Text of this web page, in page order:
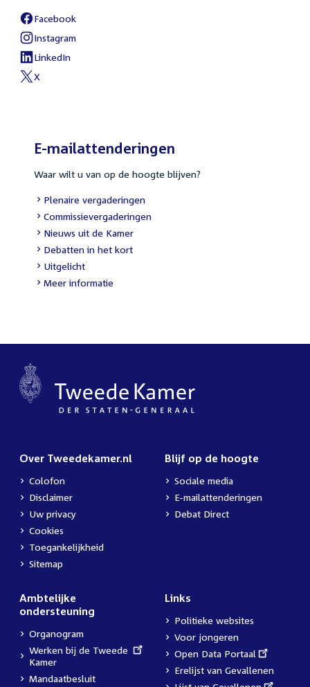
External
link:
Facebook
External
link:
Instagram
External
link:
LinkedIn
External
X
E-mailattenderingen
Waar wilt u van op de hoogte blijven?
External
link:
Plenaire vergaderingen
External
link:
Commissievergaderingen
External
link:
Nieuws uit de Kamer
External
link:
Debatten in het kort
External
link:
Uitgelicht
Meer informatie
Over Tweedekamer.nl
Colofon
Disclaimer
Uw privacy
Cookies
Toegankelijkheid
Sitemap
Blijf op de hoogte
Sociale media
E-mailattenderingen
Debat Direct
Ambtelijke
ondersteuning
Organogram
External
link:
Werken bij de Tweede
Kamer
Mandaatbesluit
Links
Politieke websites
Voor jongeren
External
link:
Open Data Portaal
Erelijst van Gevallenen